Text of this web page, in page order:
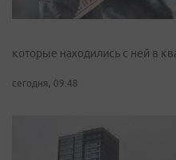
которые находились с ней в
сегодня, 09:48